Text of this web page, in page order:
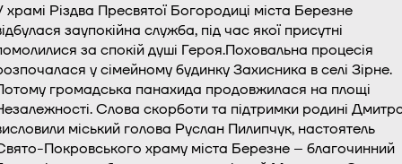
храмі Різдва Пресвятої Богородиці міста Березне
заупокійна служба, під час якої присутні
за спокій душі Героя.Поховальна процесія
у сімейному будинку Захисника в селі Зірне.
громадська панахида продовжилася на площі
Слова скорботи та підтримки родині
міський голова Руслан Пилипчук, настоятель
Покровського храму міста Березне – благочинний